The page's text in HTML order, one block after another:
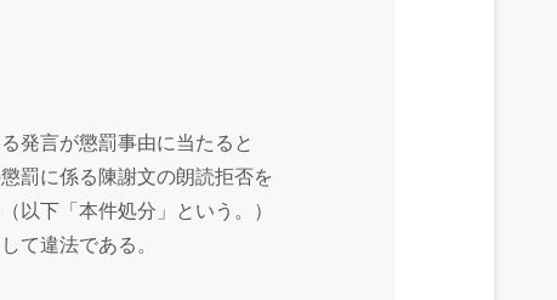
発言が懲罰事由に当たると
罰に係る陳謝文の朗読拒否を
以下「本件処分」という。）
て違法である。